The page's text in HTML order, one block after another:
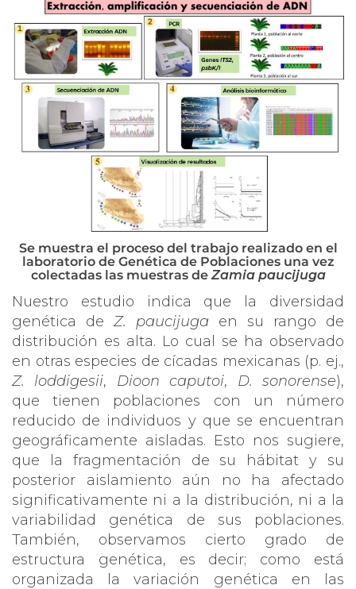
Se muestra el proceso del trabajo realizado en el
laboratorio de Genética de Poblaciones una vez
colectadas las muestras deZamia paucijuga
Nuestro estudio indica que la diversidad
genética de Z. paucijuga en su rango de
distribución es alta. Lo cual se ha observado
en otras especies de cícadas mexicanas (p. ej.,
Z. loddigesii, Dioon caputoi, D. sonorense),
que tienen poblaciones con un número
reducido de individuos y que se encuentran
geográficamente aisladas. Esto nos sugiere,
que la fragmentación de su hábitat y su
posterior aislamiento aún no ha afectado
significativamente ni a la distribución, ni a la
variabilidad genética de sus poblaciones.
También, observamos cierto grado de
estructura genética, es decir; como está
organizada la variación genética en las